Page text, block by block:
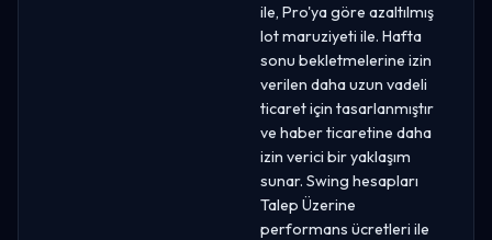
ile, Pro'ya göre azaltılmış
lot maruziyeti ile. Hafta
sonu bekletmelerine izin
verilen daha uzun vadeli
ticaret için tasarlanmıştır
ve haber ticaretine daha
izin verici bir yaklaşım
sunar. Swing hesapları
Talep Üzerine
performans ücretleri ile